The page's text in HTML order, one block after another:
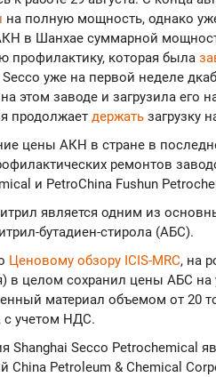
на полную мощность, однако
в Шанхае суммарной
профилактику, которая была
Secco уже на первой неделе
этом заводе и загрузила его
продолжает держать загрузку
цены АКН в стране в
ремонтов
и PetroChina Fushun
является одним из
бутадиен-стирола (АБС).
Ценовому обзору ICIS-MRC, на
в целом сохранил цены АБС на
материал объемом от 20
с учетом НДС.
Shanghai Secco Petrochemical
China Petroleum & Chemical